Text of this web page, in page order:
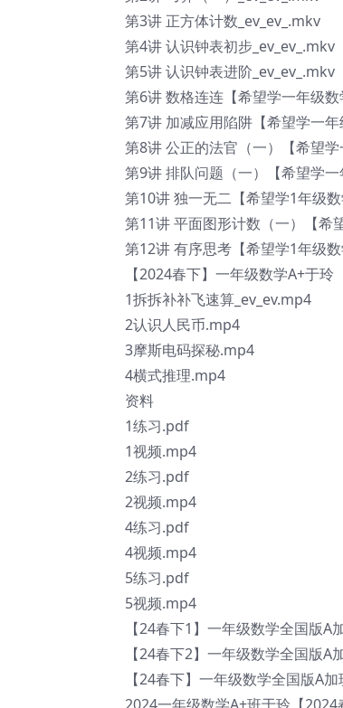
第3讲 正方体计数_ev_ev_.mkv
第4讲 认识钟表初步_ev_ev_.mkv
第5讲 认识钟表进阶_ev_ev_.mkv
第6讲 数格连连【希望学一年级
第7讲 加减应用陷阱【希望学一
第8讲 公正的法官（一）【希望
第9讲 排队问题（一）【希望学
第10讲 独一无二【希望学1年级
第11讲 平面图形计数（一）【希
第12讲 有序思考【希望学1年级
【2024春下】一年级数学A+于玲
1拆拆补补飞速算_ev_ev.mp4
2认识人民币.mp4
3摩斯电码探秘.mp4
4横式推理.mp4
资料
1练习.pdf
1视频.mp4
2练习.pdf
2视频.mp4
4练习.pdf
4视频.mp4
5练习.pdf
5视频.mp4
【24春下1】一年级数学全国版
【24春下2】一年级数学全国版
【24春下】一年级数学全国版A